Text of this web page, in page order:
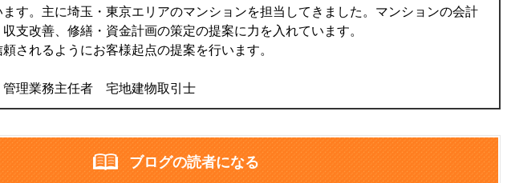
す。主に埼玉・東京エリアのマンションを担当してきました。マンションの会計
支改善、修繕・資金計画の策定の提案に力を入れています。
されるようにお客様起点の提案を行います。
管理業務主任者 宅地建物取引士
ブログの読者になる